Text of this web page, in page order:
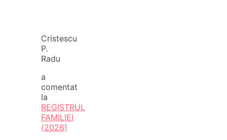
Cristescu
P.
Radu
a
comentat
la
REGISTRUL
FAMILIEI
(2026)